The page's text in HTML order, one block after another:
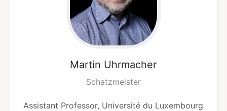
Martin Uhrmacher
Schatzmeister
Assistant Professor, Université du Luxembourg